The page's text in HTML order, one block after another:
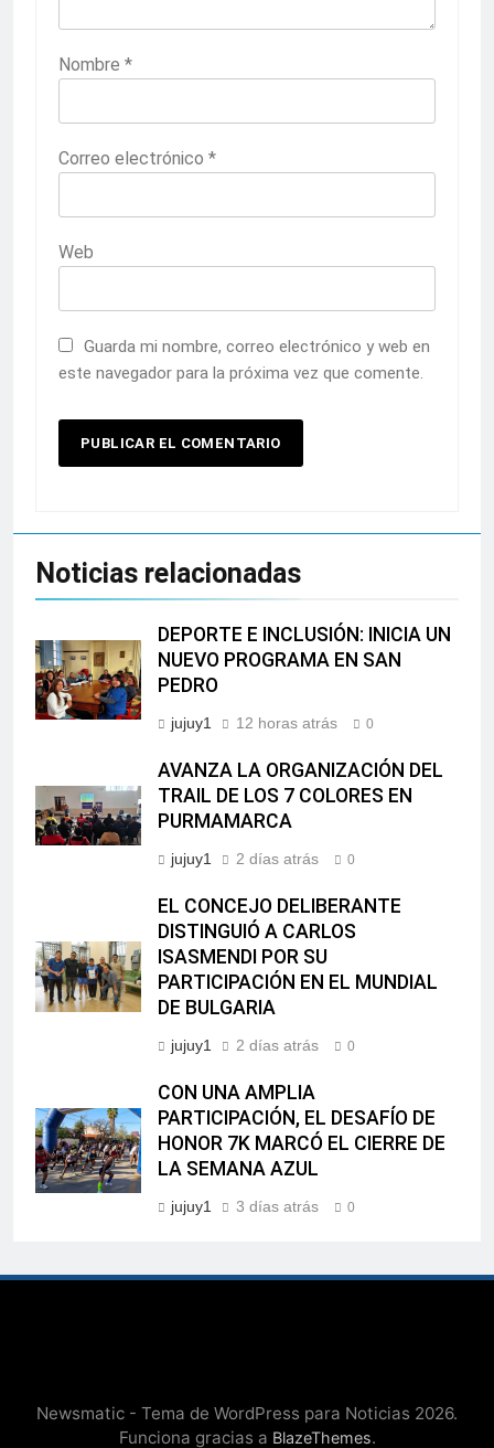
Nombre *
Correo electrónico *
Web
Guarda mi nombre, correo electrónico y web en
este navegador para la próxima vez que comente.
Noticias relacionadas
DEPORTE E INCLUSIÓN: INICIA UN
NUEVO PROGRAMA EN SAN
PEDRO
jujuy1 12 horas atrás 0
AVANZA LA ORGANIZACIÓN DEL
TRAIL DE LOS 7 COLORES EN
PURMAMARCA
jujuy1 2 días atrás 0
EL CONCEJO DELIBERANTE
DISTINGUIÓ A CARLOS
ISASMENDI POR SU
PARTICIPACIÓN EN EL MUNDIAL
DE BULGARIA
jujuy1 2 días atrás 0
CON UNA AMPLIA
PARTICIPACIÓN, EL DESAFÍO DE
HONOR 7K MARCÓ EL CIERRE DE
LA SEMANA AZUL
jujuy1 3 días atrás 0
Newsmatic - Tema de WordPress para Noticias 2026.
Funciona gracias a BlazeThemes.